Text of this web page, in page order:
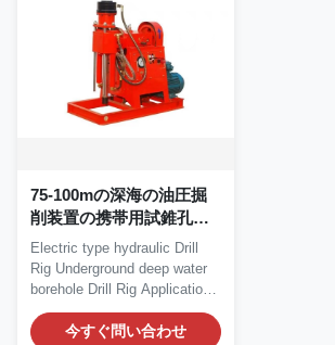
75-100mの深海の油圧掘
削装置の携帯用試錐孔の
訓練機械
Electric type hydraulic Drill
Rig Underground deep water
borehole Drill Rig Application
of Drill...
今すぐ問い合わせ